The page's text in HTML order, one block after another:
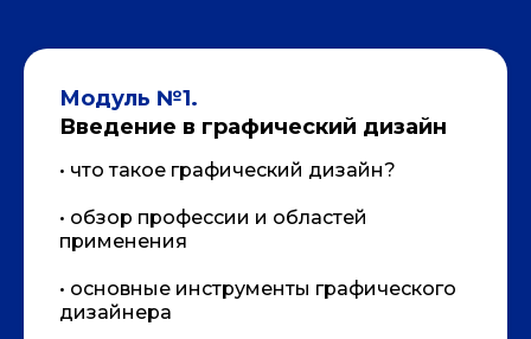
Модуль №1.
Введение в графический дизайн
• что такое графический дизайн?
• обзор профессии и областей
применения
• основные инструменты графического
дизайнера